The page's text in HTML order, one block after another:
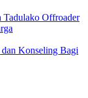
Tadulako Offroader
Konseling Bagi